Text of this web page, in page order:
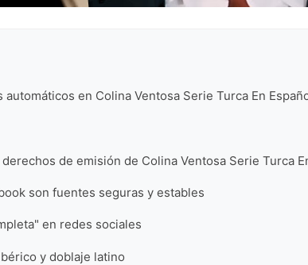
en Colina Ventosa Serie Turca En
de emisión de Colina Ventosa Serie Turca
son fuentes seguras y estables
en redes sociales
y doblaje latino